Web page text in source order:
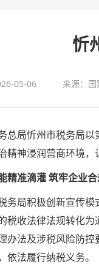
忻
05-06 来源：
总局忻州市税务局
精神浸润营商环境，
精准滴灌 筑牢企业
务局积极创新宣传模
税收法律法规转化为
办法及涉税风险防
依法履行纳税义务。